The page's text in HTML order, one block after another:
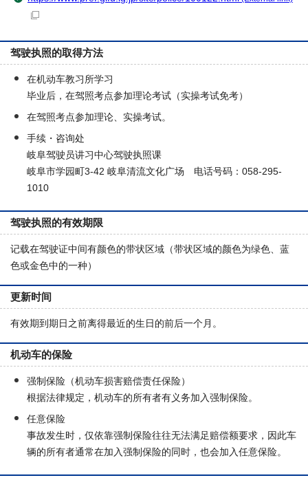
驾驶执照的取得方法
在机动车教习所学习
毕业后，在驾照考点参加理论考试（实操考试免考）
在驾照考点参加理论、实操考试。
手续・咨询处
岐阜驾驶员讲习中心驾驶执照课
岐阜市学园町3-42 岐阜清流文化广场 电话号码：058-295-
1010
驾驶执照的有效期限
记载在驾驶证中间有颜色的带状区域（带状区域的颜色为绿色、蓝
色或金色中的一种）
更新时间
有效期到期日之前离得最近的生日的前后一个月。
机动车的保险
强制保险（机动车损害赔偿责任保险）
根据法律规定，机动车的所有者有义务加入强制保险。
任意保险
事故发生时，仅依靠强制保险往往无法满足赔偿额要求，因此车
辆的所有者通常在加入强制保险的同时，也会加入任意保险。